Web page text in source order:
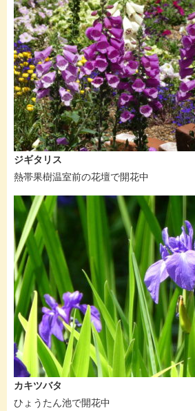
ジギタリス
熱帯果樹温室前の花壇で開花中
カキツバタ
ひょうたん池で開花中